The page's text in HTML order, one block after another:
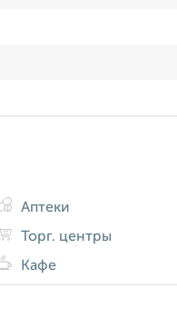
Аптеки
Торг. центры
Кафе